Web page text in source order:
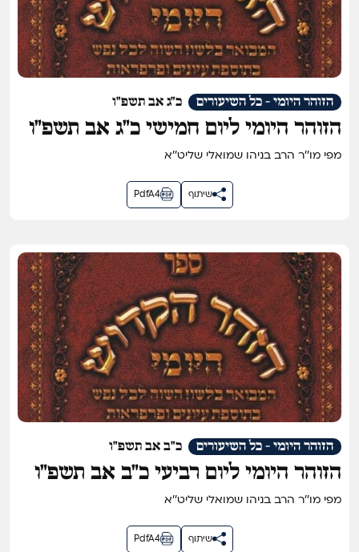
כ"ג אב תשפ"ו הזוהר היומי - כל השיעורים
הזוהר היומי ליום חמישי כ״ג אב תשפ״ו
מפי מו''ר הרב בניהו שמואלי שליט''א
PdfA4 שיתוף
כ"ב אב תשפ"ו הזוהר היומי - כל השיעורים
הזוהר היומי ליום רביעי כ״ב אב תשפ״ו
מפי מו''ר הרב בניהו שמואלי שליט''א
PdfA4 שיתוף